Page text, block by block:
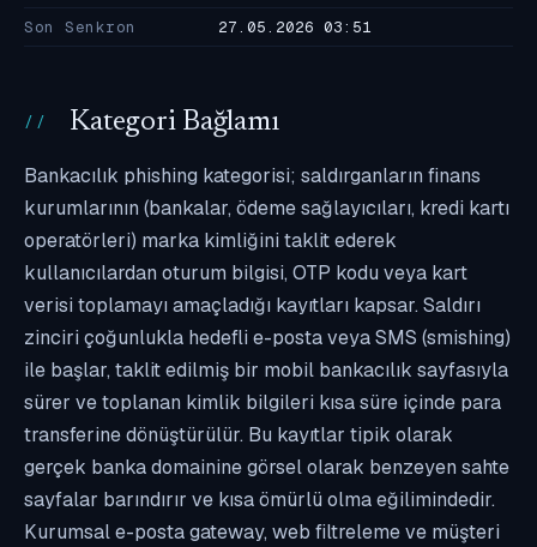
Son Senkron 27.05.2026 03:51
Kategori Bağlamı
Bankacılık phishing kategorisi; saldırganların finans
kurumlarının (bankalar, ödeme sağlayıcıları, kredi kartı
operatörleri) marka kimliğini taklit ederek
kullanıcılardan oturum bilgisi, OTP kodu veya kart
verisi toplamayı amaçladığı kayıtları kapsar. Saldırı
zinciri çoğunlukla hedefli e-posta veya SMS (smishing)
ile başlar, taklit edilmiş bir mobil bankacılık sayfasıyla
sürer ve toplanan kimlik bilgileri kısa süre içinde para
transferine dönüştürülür. Bu kayıtlar tipik olarak
gerçek banka domainine görsel olarak benzeyen sahte
sayfalar barındırır ve kısa ömürlü olma eğilimindedir.
Kurumsal e-posta gateway, web filtreleme ve müşteri